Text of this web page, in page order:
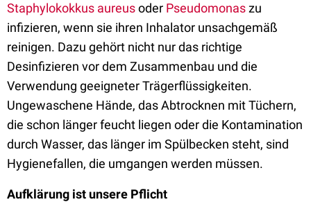
Staphylokokkus aureusoder Pseudomonaszu
infizieren, wenn sie ihren Inhalator unsachgemäß
reinigen. Dazu gehört nicht nur das richtige
Desinfizieren vor dem Zusammenbau und die
Verwendung geeigneter Trägerflüssigkeiten.
Ungewaschene Hände, das Abtrocknen mit Tüchern,
die schon länger feucht liegen oder die Kontamination
durch Wasser, das länger im Spülbecken steht, sind
Hygienefallen, die umgangen werden müssen.
Aufklärung ist unsere Pflicht